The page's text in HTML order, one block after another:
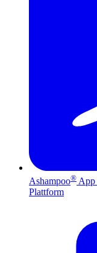
Ashampoo® App
Plattform